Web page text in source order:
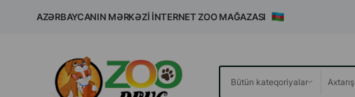
AZƏRBAYCANIN MƏRKƏZI İNTERNET ZOO MAĞAZASI